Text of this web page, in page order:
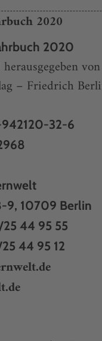
2020
2020
von
– Friedrich
32-6
9, 10709 Berlin
44 95 55
44 95 12